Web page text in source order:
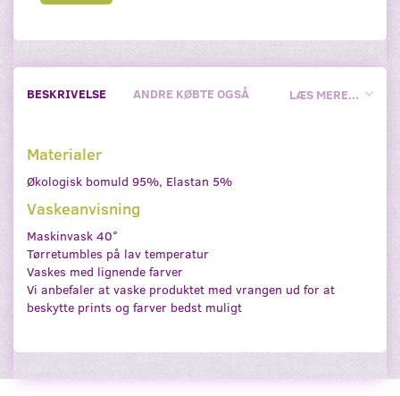
LÆS MERE...
BESKRIVELSE ANDRE KØBTE OGSÅ
Materialer
Økologisk bomuld 95%, Elastan 5%
Vaskeanvisning
Maskinvask 40°
Tørretumbles på lav temperatur
Vaskes med lignende farver
Vi anbefaler at vaske produktet med vrangen ud for at
beskytte prints og farver bedst muligt